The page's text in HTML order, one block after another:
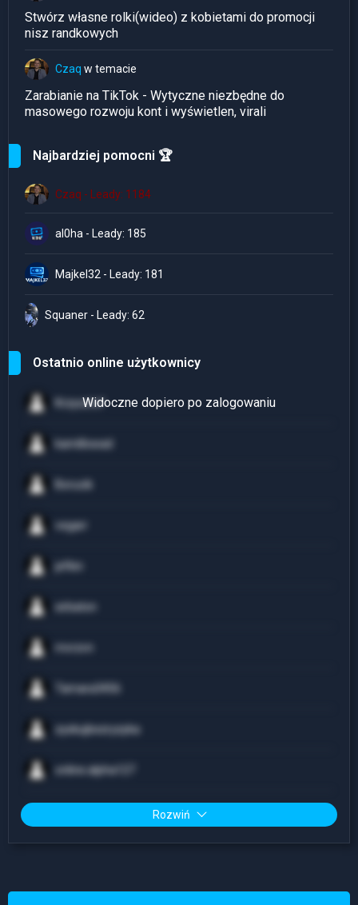
Stwórz własne rolki(wideo) z kobietami do promocji
nisz randkowych
Czaq w temacie
Zarabianie na TikTok - Wytyczne niezbędne do
masowego rozwoju kont i wyświetlen, virali
Najbardziej pomocni 🏆
Czaq - Leady: 1184
al0ha - Leady: 185
Majkel32 - Leady: 181
Squaner - Leady: 62
Ostatnio online użytkownicy
Krzysztof
kamillowad
Borucik
vegarr
jefkin
sirbaton
Tamara3456
zyskujbezryzyka
online.alpha127
Rozwiń